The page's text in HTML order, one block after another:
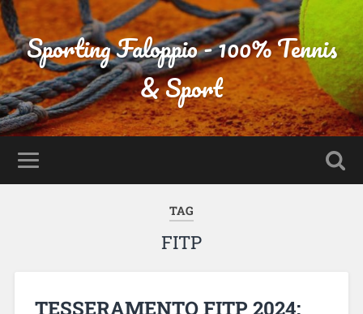
Sporting Faloppio - 100% Tennis
& Sport
TAG
FITP
TESSERAMENTO FITP 2024: